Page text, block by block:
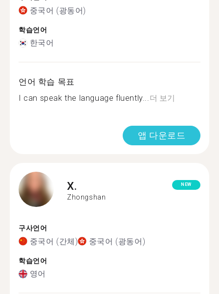
중국어 (광동어)
학습언어
한국어
언어 학습 목표
I can speak the language fluently...더 보기
앱 다운로드
X.
Zhongshan
NEW
구사언어
중국어 (간체) 중국어 (광동어)
학습언어
영어